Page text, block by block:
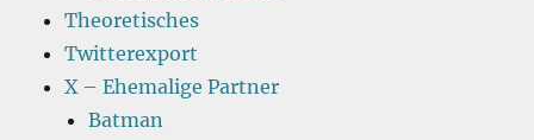
Theoretisches
Twitterexport
X – Ehemalige Partner
Batman